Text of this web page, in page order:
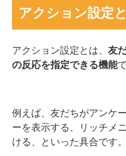
アクション設定
アクション設定とは、 友
の反応を指定できる機能
例えば、友だちがアンケ
ーを表示する、リッチメ
ける、といった具合です。